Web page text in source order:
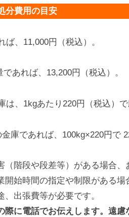
分費用の目安
ば、11,000円（税込）。
あれば、13,200円（税込）。
は、1kgあたり220円（税込）で
庫であれば、100kg×220円で
階段や段差等）がある場合、
始時間の指定や制限がある場
出張費等が必要です。
際に電話でお伝えします。遠慮